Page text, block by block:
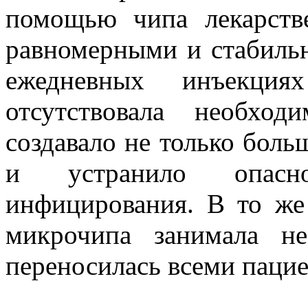
помощью чипа
равномерными и
ежедневных
отсутствовала
создавало не только
и устранило
инфицирования. В то
микрочипа занимала
переносилась всеми